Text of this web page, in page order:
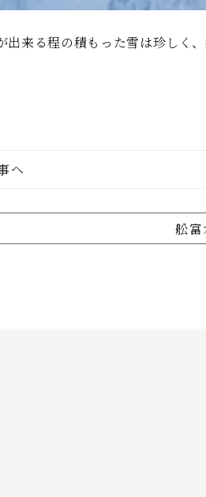
出来る程の積もった雪は珍しく
へ
舩